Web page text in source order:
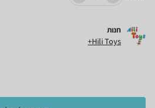
חנות
Hili Toys+